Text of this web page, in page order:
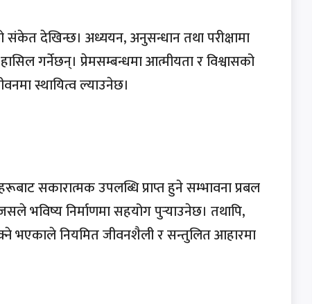
संकेत देखिन्छ। अध्ययन, अनुसन्धान तथा परीक्षामा
गर्नेछन्। प्रेमसम्बन्धमा आत्मीयता र विश्वासको
स्थायित्व ल्याउनेछ।
सकारात्मक उपलब्धि प्राप्त हुने सम्भावना प्रबल
निर्माणमा सहयोग पुर्‍याउनेछ। तथापि,
सक्ने भएकाले नियमित जीवनशैली र सन्तुलित आहारमा